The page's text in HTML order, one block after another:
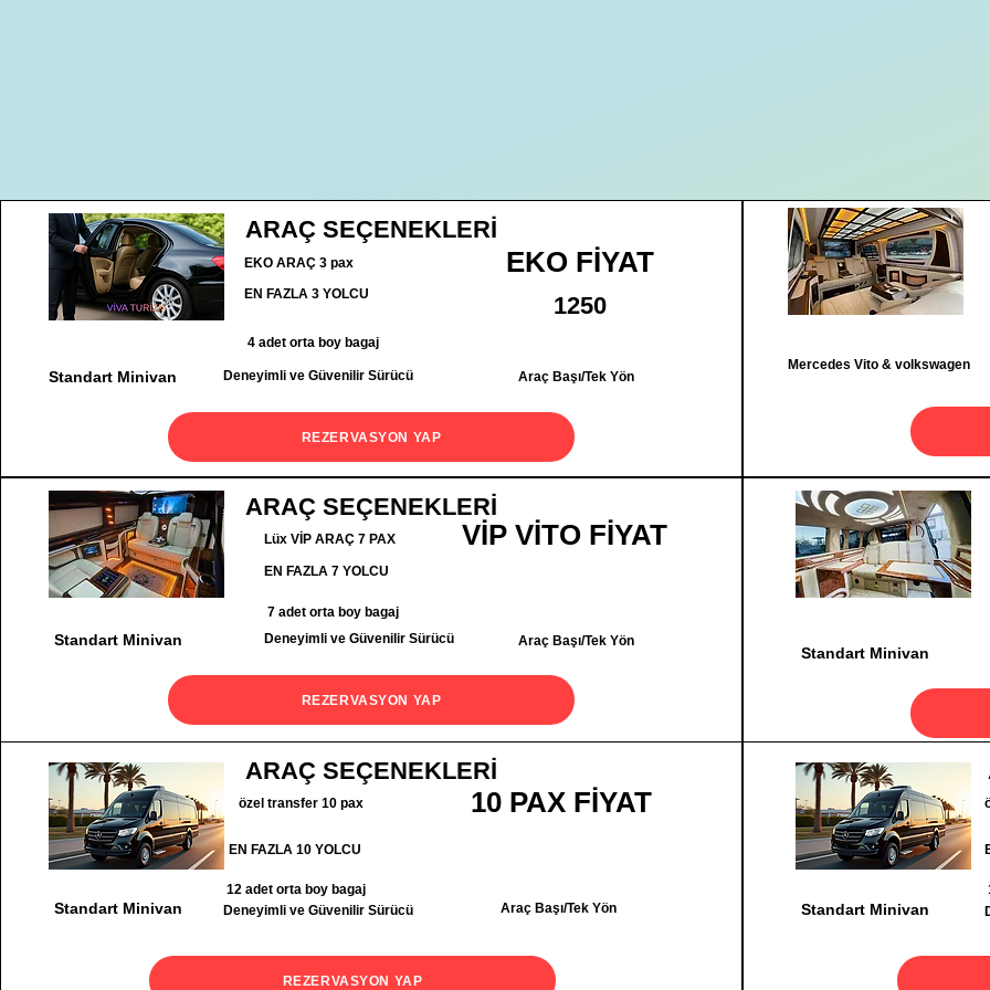
ARAÇ SEÇENEKLERİ
EKO ARAÇ 3 pax EKO FİYAT
EN FAZLA 3 YOLCU 1250
4 adet orta boy bagaj
Standart Minivan Deneyimli ve Güvenilir Sürücü Araç Başı/Tek Yön
REZERVASYON YAP
Mercedes Vito & volkswagen
ARAÇ SEÇENEKLERİ
Lüx VİP ARAÇ 7 PAX VİP VİTO FİYAT
EN FAZLA 7 YOLCU
7 adet orta boy bagaj
Standart Minivan Deneyimli ve Güvenilir Sürücü Araç Başı/Tek Yön
REZERVASYON YAP
Standart Minivan
ARAÇ SEÇENEKLERİ
özel transfer 10 pax 10 PAX FİYAT
EN FAZLA 10 YOLCU
12 adet orta boy bagaj
Standart Minivan Deneyimli ve Güvenilir Sürücü Araç Başı/Tek Yön
REZERVASYON YAP
Standart Minivan